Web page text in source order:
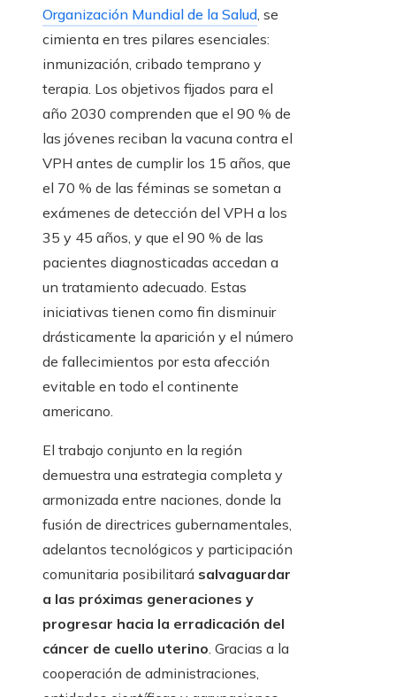
Organización Mundial de la Salud, se
cimienta en tres pilares esenciales:
inmunización, cribado temprano y
terapia. Los objetivos fijados para el
año 2030 comprenden que el 90 % de
las jóvenes reciban la vacuna contra el
VPH antes de cumplir los 15 años, que
el 70 % de las féminas se sometan a
exámenes de detección del VPH a los
35 y 45 años, y que el 90 % de las
pacientes diagnosticadas accedan a
un tratamiento adecuado. Estas
iniciativas tienen como fin disminuir
drásticamente la aparición y el número
de fallecimientos por esta afección
evitable en todo el continente
americano.
El trabajo conjunto en la región
demuestra una estrategia completa y
armonizada entre naciones, donde la
fusión de directrices gubernamentales,
adelantos tecnológicos y participación
comunitaria posibilitará salvaguardar
a las próximas generaciones y
progresar hacia la erradicación del
cáncer de cuello uterino. Gracias a la
cooperación de administraciones,